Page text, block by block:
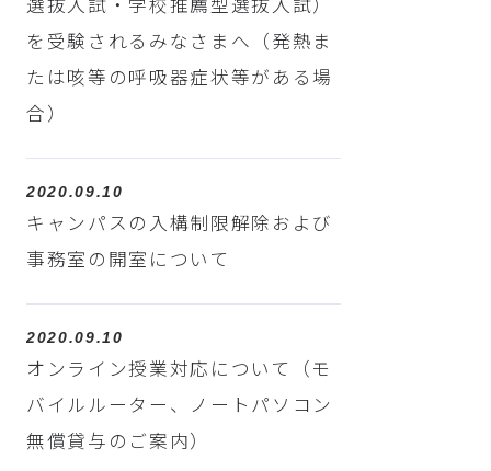
を受験されるみなさまへ（発熱ま
たは咳等の呼吸器症状等がある場
合）
2020.09.10
キャンパスの入構制限解除および
事務室の開室について
2020.09.10
オンライン授業対応について（モ
バイルルーター、ノートパソコン
無償貸与のご案内）